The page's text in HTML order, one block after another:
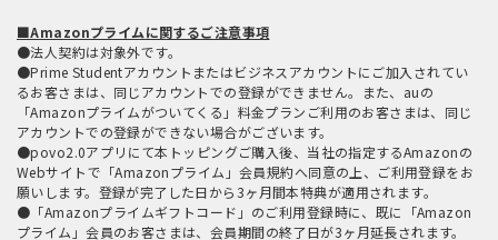
■Amazonプライムに関するご注意事項
●法人契約は対象外です。
●Prime Studentアカウントまたはビジネスアカウントにご加入されてい
るお客さまは、同じアカウントでの登録ができません。また、auの
「Amazonプライムがついてくる」料金プランご利用のお客さまは、同じ
アカウントでの登録ができない場合がございます。
●povo2.0アプリにて本トッピングご購入後、当社の指定するAmazonの
Webサイトで「Amazonプライム」会員規約へ同意の上、ご利用登録をお
願いします。登録が完了した日から3ヶ月間本特典が適用されます。
●「Amazonプライムギフトコード」のご利用登録時に、既に「Amazon
プライム」会員のお客さまは、会員期間の終了日が3ヶ月延長されます。